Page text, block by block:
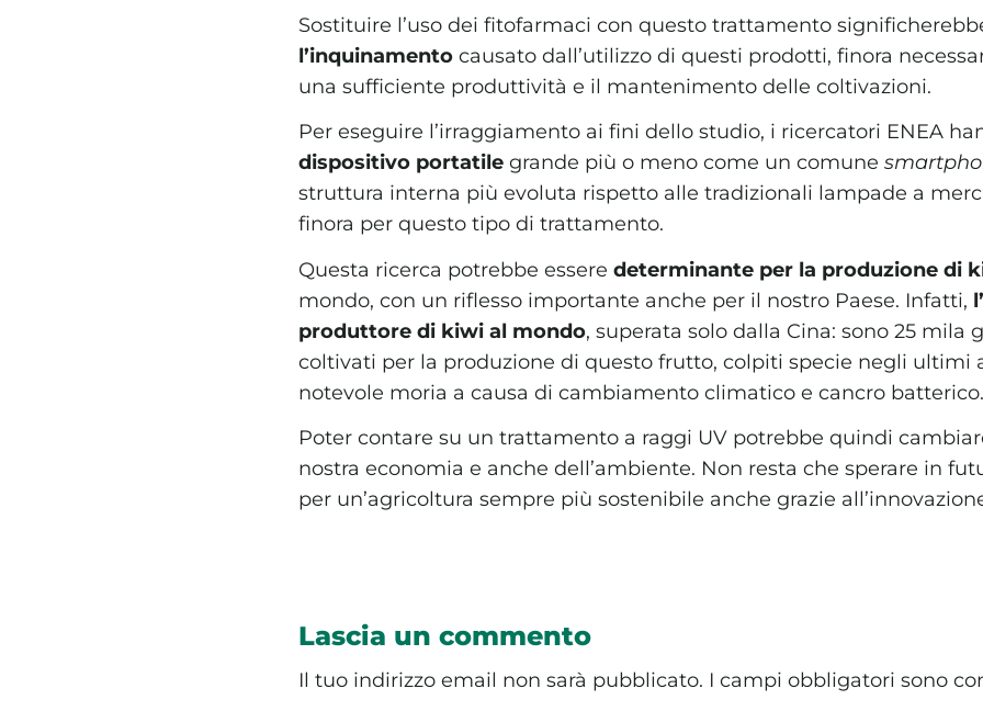
Sostituire l’uso dei fitofarmaci con questo trattamento
l’inquinamento causato dall’utilizzo di questi prodotti, finora
una sufficiente produttività e il mantenimento delle coltivazioni.
Per eseguire l’irraggiamento ai fini dello studio, i ricercatori ENEA
dispositivo portatile grande più o meno come un comune
struttura interna più evoluta rispetto alle tradizionali lampade a
finora per questo tipo di trattamento.
Questa ricerca potrebbe essere determinante per la produzione di
mondo, con un riflesso importante anche per il nostro Paese. Infatti,
produttore di kiwi al mondo, superata solo dalla Cina: sono 25 mila
coltivati per la produzione di questo frutto, colpiti specie negli ultimi
notevole moria a causa di cambiamento climatico e cancro batterico.
Poter contare su un trattamento a raggi UV potrebbe quindi
nostra economia e anche dell’ambiente. Non resta che sperare in
per un’agricoltura sempre più sostenibile anche grazie
Lascia un commento
Il tuo indirizzo email non sarà pubblicato. I campi obbligatori sono